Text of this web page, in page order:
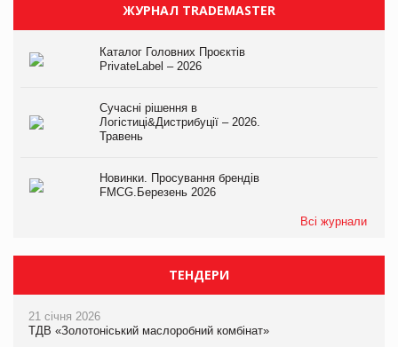
ЖУРНАЛ TRADEMASTER
Каталог Головних Проєктів
PrivateLabel – 2026
Сучасні рішення в
Логістиці&Дистрибуції – 2026.
Травень
Новинки. Просування брендів
FMCG.Березень 2026
Всі журнали
ТЕНДЕРИ
21 січня 2026
ТДВ «Золотоніський маслоробний комбінат»